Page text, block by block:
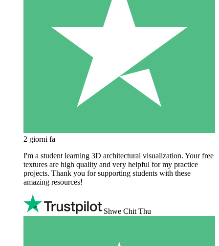
2 giorni fa
I'm a student learning 3D architectural visualization. Your free
textures are high quality and very helpful for my practice
projects. Thank you for supporting students with these
amazing resources!
Shwe Chit Thu